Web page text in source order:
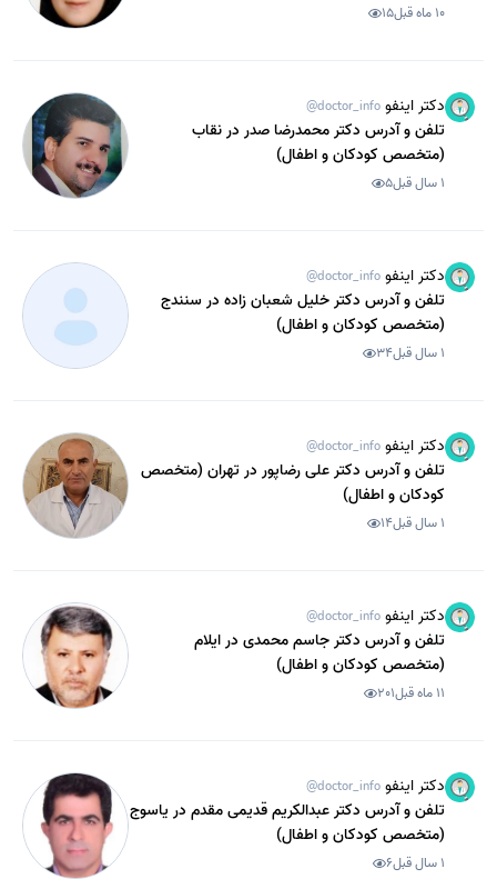
10 ماه قبل 15
دکتر اینفو @doctor_info
تلفن و آدرس دکتر محمدرضا صدر در نقاب
(متخصص کودکان و اطفال)
1 سال قبل 5
دکتر اینفو @doctor_info
تلفن و آدرس دکتر خلیل شعبان زاده در سنندج
(متخصص کودکان و اطفال)
1 سال قبل 34
دکتر اینفو @doctor_info
تلفن و آدرس دکتر علی رضاپور در تهران (متخصص
کودکان و اطفال)
1 سال قبل 14
دکتر اینفو @doctor_info
تلفن و آدرس دکتر جاسم محمدی در ایلام
(متخصص کودکان و اطفال)
11 ماه قبل 201
دکتر اینفو @doctor_info
تلفن و آدرس دکتر عبدالکریم قدیمی مقدم در یاسوج
(متخصص کودکان و اطفال)
1 سال قبل 6